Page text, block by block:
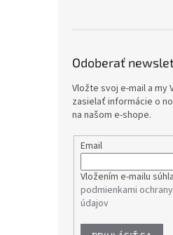
Odoberať
Vložte svoj e-mail a my
zasielať informácie o
na našom e-shope.
Email
Vložením e-mailu
podmienkami
údajov